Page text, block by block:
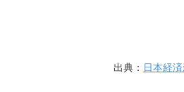
出典： 日本経